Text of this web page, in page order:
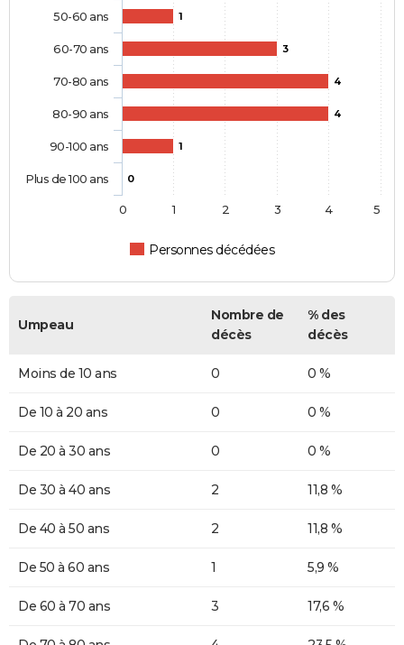
1
3
4
4
1
0
Personnes décédées
50-60 ans
60-70 ans
70-80 ans
80-90 ans
90-100 ans
Plus de 100 ans
0 1 2 3 4 5
Umpeau
Nombre de
décès
% des
décès
Moins de 10 ans 0 0 %
De 10 à 20 ans 0 0 %
De 20 à 30 ans 0 0 %
De 30 à 40 ans 2 11,8 %
De 40 à 50 ans 2 11,8 %
De 50 à 60 ans 1 5,9 %
De 60 à 70 ans 3 17,6 %